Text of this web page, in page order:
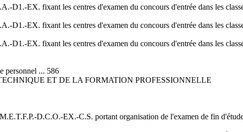
D1.-EX. fixant les centres d'examen du concours d'entrée dans les
D1.-EX. fixant les centres d'examen du concours d'entrée dans les
D1.-EX. fixant les centres d'examen du concours d'entrée dans les
personnel ... 586
ET DE LA FORMATION PROFESSIONNELLE
D.C.O.-EX.-C.S. portant organisation de l'examen de fin